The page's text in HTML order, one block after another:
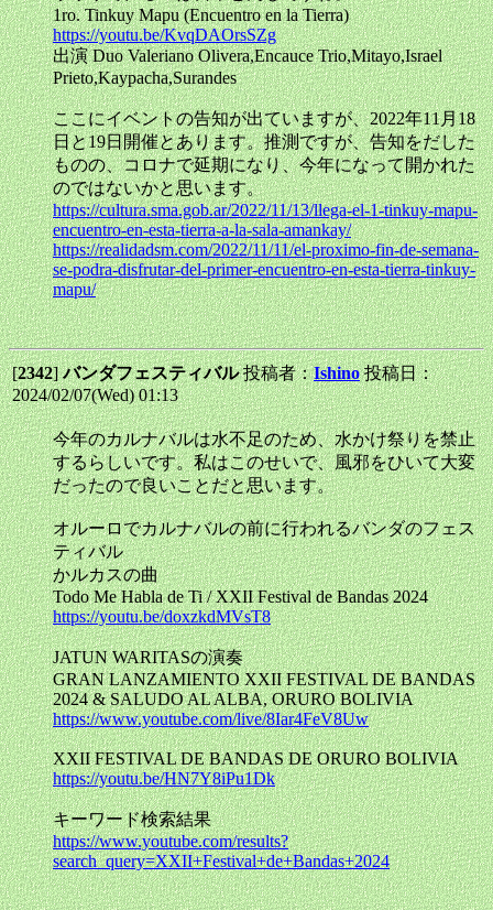
1ro. Tinkuy Mapu (Encuentro en la Tierra)
https://youtu.be/KvqDAOrsSZg
出演 Duo Valeriano Olivera,Encauce Trio,Mitayo,Israel
Prieto,Kaypacha,Surandes
ここにイベントの告知が出ていますが、2022年11月18
日と19日開催とあります。推測ですが、告知をだした
ものの、コロナで延期になり、今年になって開かれた
のではないかと思います。
https://cultura.sma.gob.ar/2022/11/13/llega-el-1-tinkuy-mapu-
encuentro-en-esta-tierra-a-la-sala-amankay/
https://realidadsm.com/2022/11/11/el-proximo-fin-de-semana-
se-podra-disfrutar-del-primer-encuentro-en-esta-tierra-tinkuy-
mapu/
[2342]バンダフェスティバル投稿者：Ishino 投稿日：
2024/02/07(Wed) 01:13
今年のカルナバルは水不足のため、水かけ祭りを禁止
するらしいです。私はこのせいで、風邪をひいて大変
だったので良いことだと思います。
オルーロでカルナバルの前に行われるバンダのフェス
ティバル
かルカスの曲
Todo Me Habla de Ti / XXII Festival de Bandas 2024
https://youtu.be/doxzkdMVsT8
JATUN WARITASの演奏
GRAN LANZAMIENTO XXII FESTIVAL DE BANDAS
2024 & SALUDO AL ALBA, ORURO BOLIVIA
https://www.youtube.com/live/8Iar4FeV8Uw
XXII FESTIVAL DE BANDAS DE ORURO BOLIVIA
https://youtu.be/HN7Y8iPu1Dk
キーワード検索結果
https://www.youtube.com/results?
search_query=XXII+Festival+de+Bandas+2024